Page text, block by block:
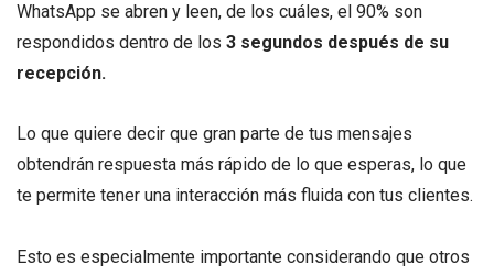
WhatsApp se abren y leen, de los cuáles, el 90% son
respondidos dentro de los 3 segundos después de su
recepción.
Lo que quiere decir que gran parte de tus mensajes
obtendrán respuesta más rápido de lo que esperas, lo que
te permite tener una interacción más fluida con tus clientes.
Esto es especialmente importante considerando que otros